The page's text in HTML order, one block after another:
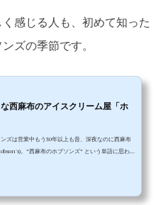
感じる人も、初めて知った
ズの季節です。
西麻布のアイスクリーム屋「ホ
ズは営業中もう30年以上も昔、深夜なのに西麻布
。”西麻布のホブソンズ” という単語に思わず